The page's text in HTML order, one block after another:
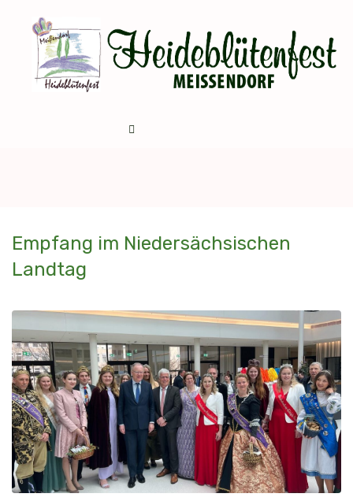
Empfang im Niedersächsischen
Landtag